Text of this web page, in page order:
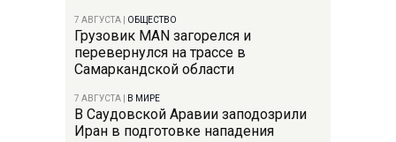
7 АВГУСТА ОБЩЕСТВО
Грузовик MAN загорелся и
перевернулся на трассе в
Самаркандской области
7 АВГУСТА В МИРЕ
В Саудовской Аравии заподозрили
Иран в подготовке нападения